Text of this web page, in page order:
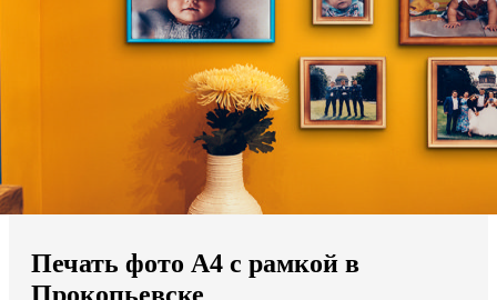
Мы доставляем по всему миру
Продолжить без города
Печать фото А4 с рамкой в